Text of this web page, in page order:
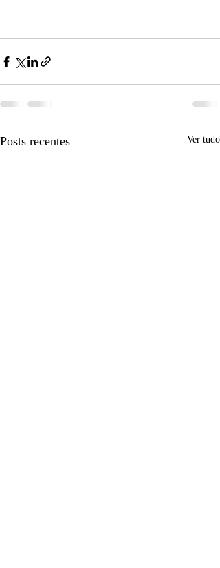
Posts recentes Ver tudo